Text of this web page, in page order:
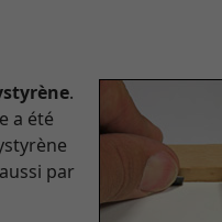
.
a été
par